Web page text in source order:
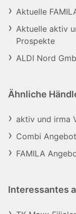
Aktuelle
Aktuelle aktiv
Prospekte
ALDI Nord
Ähnliche
aktiv und irma
Combi
FAMILA
Interessantes